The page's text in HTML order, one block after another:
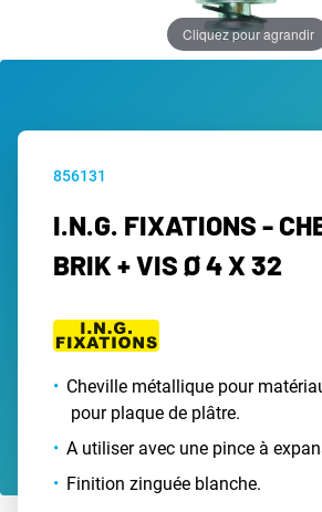
Cliquez pour agrandir
856131
I.N.G. FIXATIONS -
BRIK + VIS Ø 4 X 32
Cheville métallique pour
pour plaque de plâtre.
A utiliser avec une pince à
Finition zinguée blanche.